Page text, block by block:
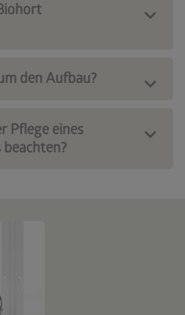
den Aufbau?
Pflege eines
beachten?